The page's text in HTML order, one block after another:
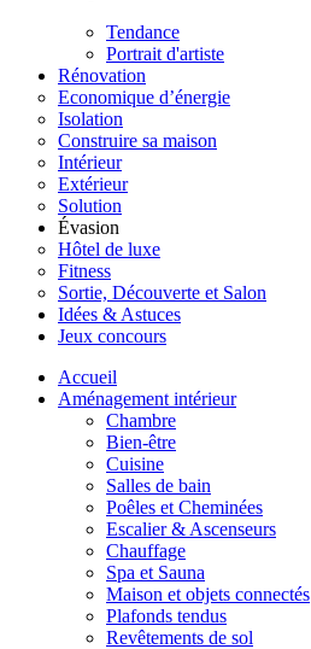
Tendance
Portrait d'artiste
Rénovation
Economique d’énergie
Isolation
Construire sa maison
Intérieur
Extérieur
Solution
Évasion
Hôtel de luxe
Fitness
Sortie, Découverte et Salon
Idées & Astuces
Jeux concours
Accueil
Aménagement intérieur
Chambre
Bien-être
Cuisine
Salles de bain
Poêles et Cheminées
Escalier & Ascenseurs
Chauffage
Spa et Sauna
Maison et objets connectés
Plafonds tendus
Revêtements de sol